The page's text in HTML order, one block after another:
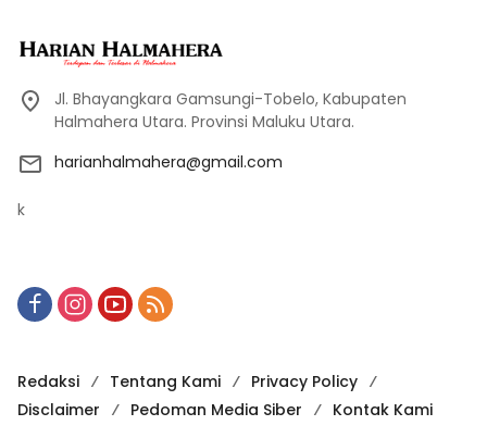
Jl. Bhayangkara Gamsungi-Tobelo, Kabupaten
Halmahera Utara. Provinsi Maluku Utara.
harianhalmahera@gmail.com
k
Redaksi Tentang Kami
Privacy Policy
Disclaimer
Pedoman Media Siber
Kontak Kami